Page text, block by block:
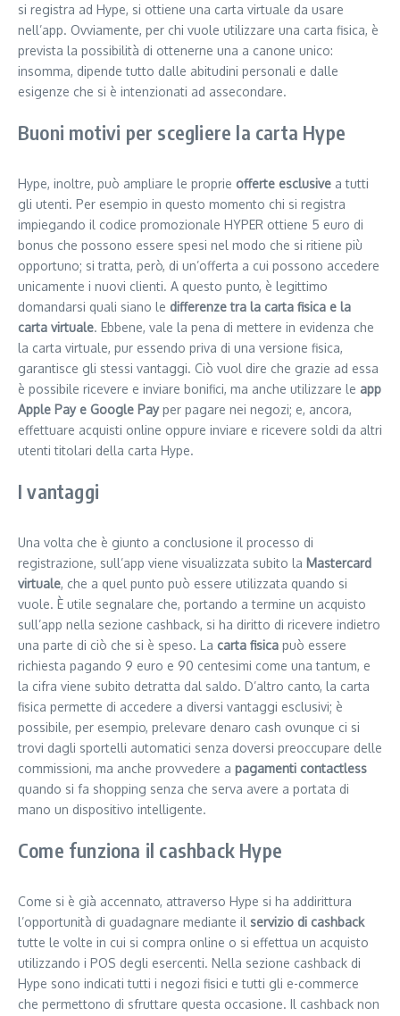
si registra ad Hype, si ottiene una carta virtuale da usare
nell’app. Ovviamente, per chi vuole utilizzare una carta fisica, è
prevista la possibilità di ottenerne una a canone unico:
insomma, dipende tutto dalle abitudini personali e dalle
esigenze che si è intenzionati ad assecondare.
Buoni motivi per scegliere la carta Hype
Hype, inoltre, può ampliare le proprie offerte esclusive a tutti
gli utenti. Per esempio in questo momento chi si registra
impiegando il codice promozionale HYPER ottiene 5 euro di
bonus che possono essere spesi nel modo che si ritiene più
opportuno; si tratta, però, di un’offerta a cui possono accedere
unicamente i nuovi clienti. A questo punto, è legittimo
domandarsi quali siano le differenze tra la carta fisica e la
carta virtuale. Ebbene, vale la pena di mettere in evidenza che
la carta virtuale, pur essendo priva di una versione fisica,
garantisce gli stessi vantaggi. Ciò vuol dire che grazie ad essa
è possibile ricevere e inviare bonifici, ma anche utilizzare le app
Apple Pay e Google Payper pagare nei negozi; e, ancora,
effettuare acquisti online oppure inviare e ricevere soldi da altri
utenti titolari della carta Hype.
I vantaggi
Una volta che è giunto a conclusione il processo di
registrazione, sull’app viene visualizzata subito la Mastercard
virtuale, che a quel punto può essere utilizzata quando si
vuole. È utile segnalare che, portando a termine un acquisto
sull’app nella sezione cashback, si ha diritto di ricevere indietro
una parte di ciò che si è speso. La carta fisica può essere
richiesta pagando 9 euro e 90 centesimi come una tantum, e
la cifra viene subito detratta dal saldo. D’altro canto, la carta
fisica permette di accedere a diversi vantaggi esclusivi; è
possibile, per esempio, prelevare denaro cash ovunque ci si
trovi dagli sportelli automatici senza doversi preoccupare delle
commissioni, ma anche provvedere a pagamenti contactless
quando si fa shopping senza che serva avere a portata di
mano un dispositivo intelligente.
Come funziona il cashback Hype
Come si è già accennato, attraverso Hype si ha addirittura
l’opportunità di guadagnare mediante il servizio di cashback
tutte le volte in cui si compra online o si effettua un acquisto
utilizzando i POS degli esercenti. Nella sezione cashback di
Hype sono indicati tutti i negozi fisici e tutti gli e-commerce
che permettono di sfruttare questa occasione. Il cashback non